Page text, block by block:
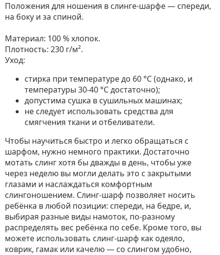
Положения для ношения в слинге-шарфе — спереди,
на боку и за спиной.
Материал: 100 % хлопок.
Плотность: 230 г/м².
Уход:
стирка при температуре до 60 °C (однако, и
температуры 30-40 °C достаточно);
допустима сушка в сушильных машинах;
не следует использовать средства для
смягчения ткани и отбеливатели.
Чтобы научиться быстро и легко обращаться с
шарфом, нужно немного практики. Достаточно
мотать слинг хотя бы дважды в день, чтобы уже
через неделю вы могли делать это с закрытыми
глазами и наслаждаться комфортным
слингоношением. Слинг-шарф позволяет носить
ребёнка в любой позиции: спереди, на бедре, и,
выбирая разные виды намоток, по-разному
распределять вес ребёнка по себе. Кроме того, вы
можете использовать слинг-шарф как одеяло,
коврик, гамак или качелю — со слингом удобно,